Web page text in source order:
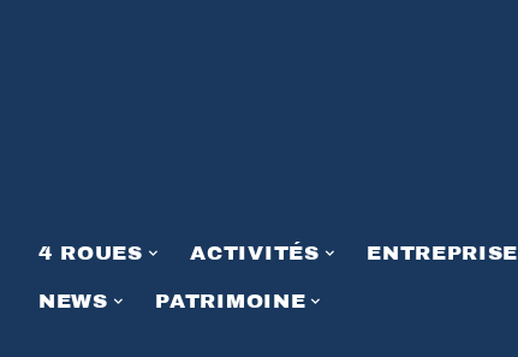
4 ROUES ACTIVITÉS ENTREPRISE
NEWS PATRIMOINE